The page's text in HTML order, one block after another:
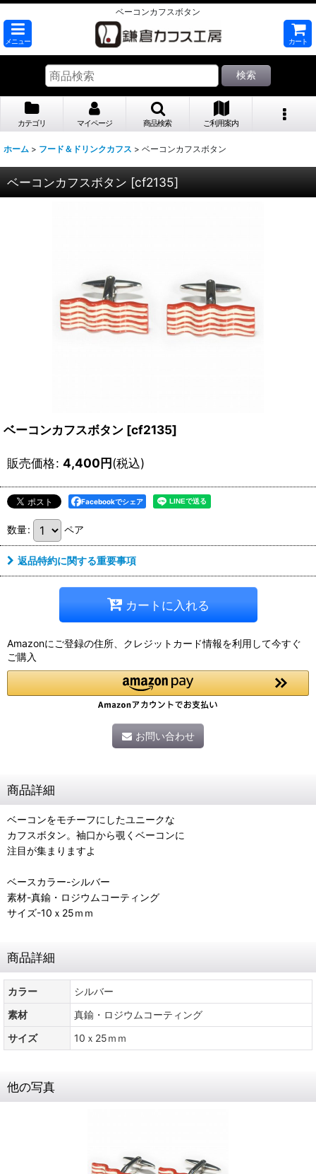
ベーコンカフスボタン
メニュー カート
検索
カテゴリ マイページ 商品検索 ご利用案内
ホーム > フード＆ドリンクカフス > ベーコンカフスボタン
ベーコンカフスボタン [cf2135]
ベーコンカフスボタン [cf2135]
販売価格: 4,400円(税込)
Facebookでシェア
数量: ペア
返品特約に関する重要事項
カートに入れる
Amazonにご登録の住所、クレジットカード情報を利用して今すぐ
ご購入
お問い合わせ
商品詳細
ベーコンをモチーフにしたユニークな
カフスボタン。袖口から覗くベーコンに
注目が集まりますよ
ベースカラー-シルバー
素材-真鍮・ロジウムコーティング
サイズ-10ｘ25ｍｍ
商品詳細
カラー
シルバー
素材
真鍮・ロジウムコーティング
サイズ
10ｘ25ｍｍ
他の写真